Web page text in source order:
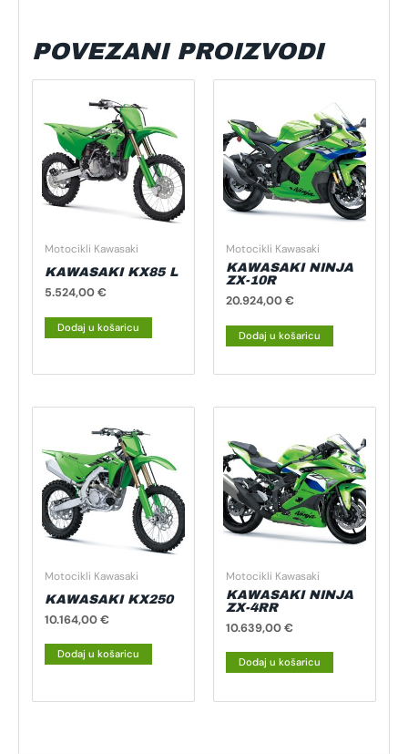
POVEZANI PROIZVODI
Motocikli Kawasaki
KAWASAKI KX85 L
5.524,00€
Dodaj u košaricu
Motocikli Kawasaki
KAWASAKI NINJA
ZX-10R
20.924,00€
Dodaj u košaricu
Motocikli Kawasaki
KAWASAKI KX250
10.164,00€
Dodaj u košaricu
Motocikli Kawasaki
KAWASAKI NINJA
ZX-4RR
10.639,00€
Dodaj u košaricu